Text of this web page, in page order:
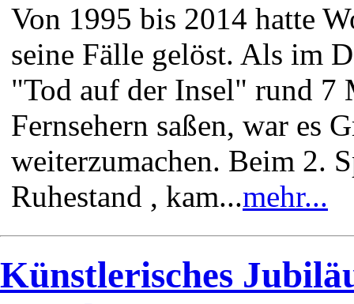
Von 1995 bis 2014 hatte
seine Fälle gelöst. Als im
"Tod auf der Insel" rund 7
Fernsehern saßen, war es
weiterzumachen. Beim 2.
Ruhestand , kam...mehr...
Künstlerisches